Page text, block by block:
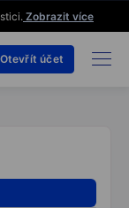
Zobrazit více
Otevřít účet